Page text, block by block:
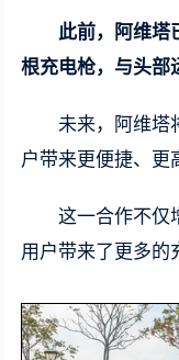
此前，阿维塔
根充电枪，与头部
未来，阿维塔
户带来更便捷、更
这一合作不仅
用户带来了更多的